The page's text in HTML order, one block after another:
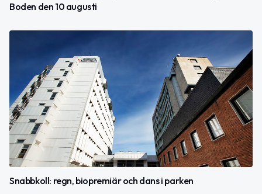
Boden den 10 augusti
Snabbkoll: regn, biopremiär och dans i parken